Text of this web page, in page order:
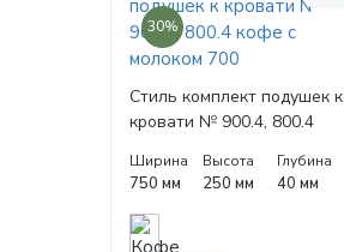
30%
Стиль комплект подушек к
кровати № 900.4, 800.4
Ширина
750 мм
Высота
250 мм
Глубина
40 мм